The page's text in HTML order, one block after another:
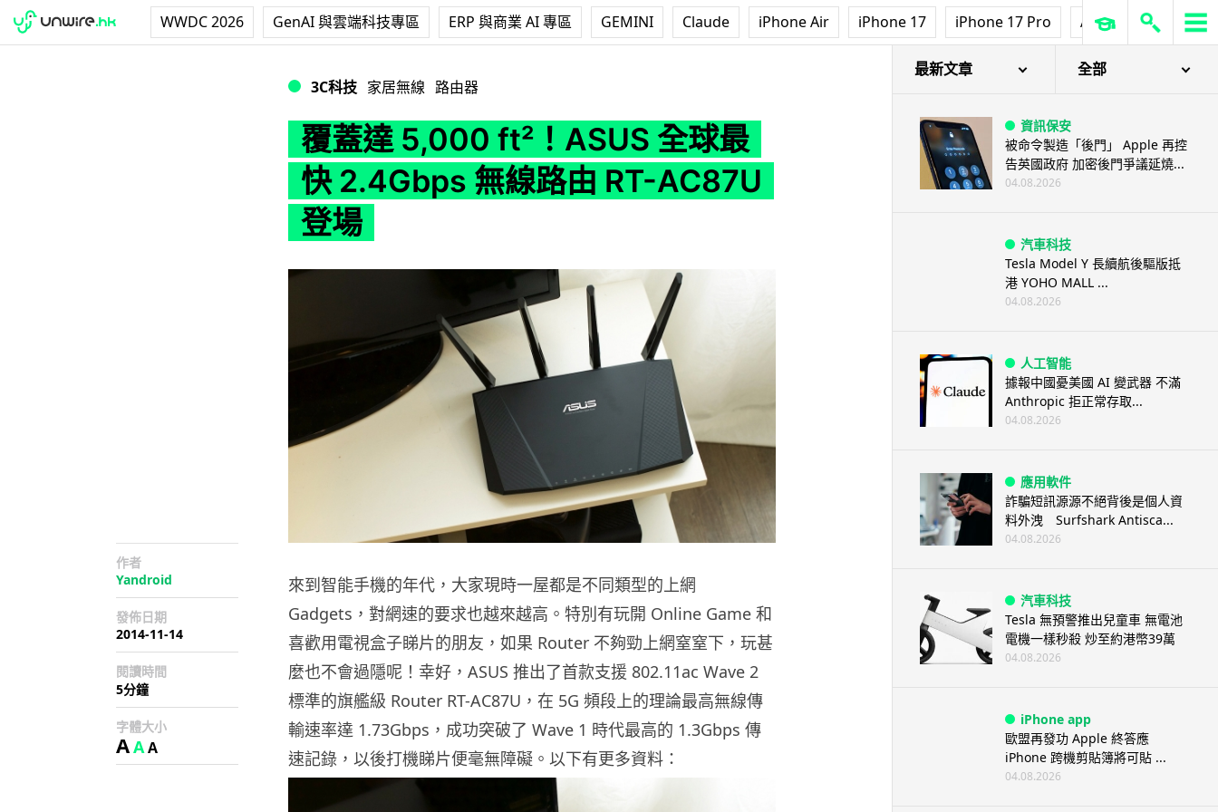
WWDC 2026 GenAI 與雲端科技專區 ERP 與商業 AI 專區 GEMINI Claude iPhone Air iPhone 17 iPhone 17 Pro AirPods Pro 3
3C科技 家居無線 路由器
覆蓋達 5,000 ft²！ASUS 全球最
快 2.4Gbps 無線路由 RT-AC87U
登場
作者
Yandroid
發佈日期
2014-11-14
閱讀時間
5分鐘
字體大小
AAA
來到智能手機的年代，大家現時一屋都是不同類型的上網
Gadgets，對網速的要求也越來越高。特別有玩開 Online Game 和
喜歡用電視盒子睇片的朋友，如果 Router 不夠勁上網窒窒下，玩甚
麼也不會過隱呢！幸好，ASUS 推出了首款支援 802.11ac Wave 2
標準的旗艦級 Router RT-AC87U，在 5G 頻段上的理論最高無線傳
輸速率達 1.73Gbps，成功突破了 Wave 1 時代最高的 1.3Gbps 傳
速記錄，以後打機睇片便毫無障礙。以下有更多資料：
最新文章 全部
資訊保安
被命令製造「後門」 Apple 再控
告英國政府 加密後門爭議延燒...
04.08.2026
汽車科技
Tesla Model Y 長續航後驅版抵
港 YOHO MALL ...
04.08.2026
人工智能
據報中國憂美國 AI 變武器 不滿
Anthropic 拒正常存取...
04.08.2026
應用軟件
詐騙短訊源源不絕背後是個人資
料外洩 Surfshark Antisca...
04.08.2026
汽車科技
Tesla 無預警推出兒童車 無電池
電機一樣秒殺 炒至約港幣39萬
04.08.2026
iPhone app
歐盟再發功 Apple 終答應
iPhone 跨機剪貼簿將可貼 ...
04.08.2026